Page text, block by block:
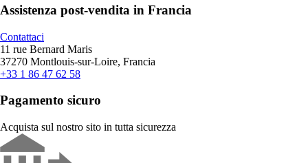
Assistenza post-vendita in Francia
Contattaci
11 rue Bernard Maris
37270 Montlouis-sur-Loire, Francia
+33 1 86 47 62 58
Pagamento sicuro
Acquista sul nostro sito in tutta sicurezza